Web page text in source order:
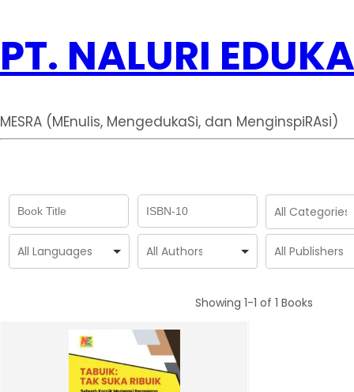
PT. NALURI
MESRA (MEnulis, MengedukaSi, dan MenginspiRAsi)
Showing 1-1 of 1 Books